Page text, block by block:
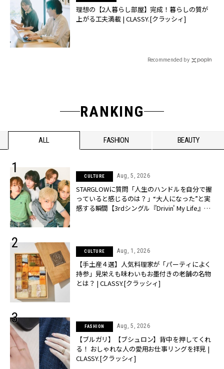
理想の【2人暮らし部屋】完成！暮らしの質が
上がる工夫満載 | CLASSY.[クラッシィ]
Recommended by
RANKING
ALL FASHION BEAUTY
CULTURE Aug, 5, 2026
STARGLOWに質問「人生のハンドルを自分で握
っていると感じるのは？」“大️人になった”と実
感する瞬間【3rdシングル『Drivin' My Life』発
CULTURE Aug, 1, 2026
【手土産４選】人気料理家が「パーティによく
持参」見栄えも味わいもお墨付きの老舗の名物
とは？ | CLASSY.[クラッシィ]
FASHION Aug, 5, 2026
【ブルガリ】【ブシュロン】背中を押してくれ
る！ おしゃれな人の愛用お仕事リングを拝見 |
CLASSY.[クラッシィ]